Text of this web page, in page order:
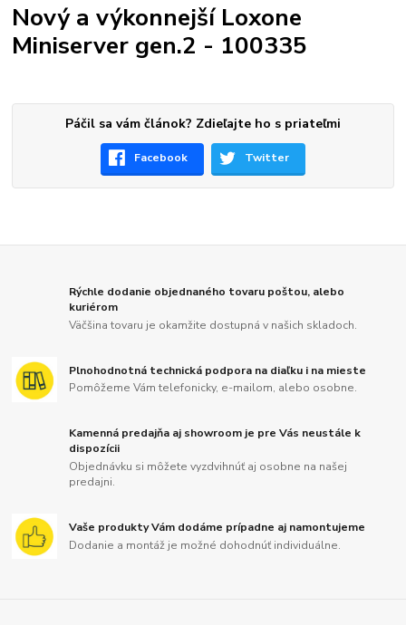
Nový a výkonnejší Loxone
Miniserver gen.2 - 100335
Páčil sa vám článok? Zdieľajte ho s priateľmi
Facebook Twitter
Rýchle dodanie objednaného tovaru poštou, alebo
kuriérom
Väčšina tovaru je okamžite dostupná v našich skladoch.
Plnohodnotná technická podpora na diaľku i na mieste
Pomôžeme Vám telefonicky, e-mailom, alebo osobne.
Kamenná predajňa aj showroom je pre Vás neustále k
dispozícii
Objednávku si môžete vyzdvihnúť aj osobne na našej
predajni.
Vaše produkty Vám dodáme prípadne aj namontujeme
Dodanie a montáž je možné dohodnúť individuálne.